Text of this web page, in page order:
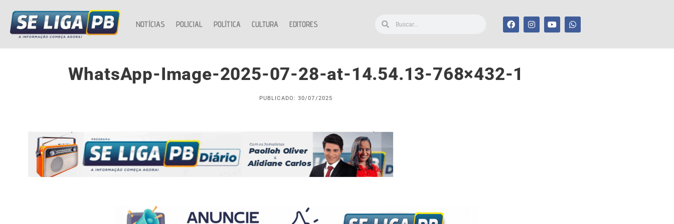
NOTÍCIAS POLICIAL POLÍTICA CULTURA EDITORES
WhatsApp-Image-2025-07-28-at-14.54.13-768×432-1
PUBLICADO: 30/07/2025